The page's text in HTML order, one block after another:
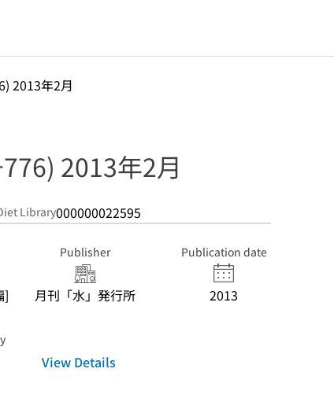
2013年2月
2013年2月
Library000000022595
]
Publisher
月刊「水」発行所
Publication date
2013
View Details